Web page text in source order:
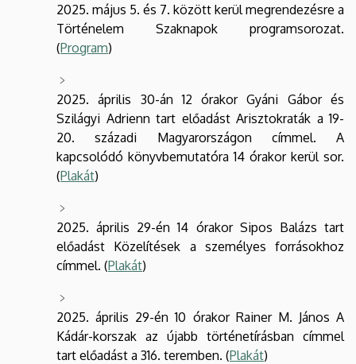
2025. május 5. és 7. között kerül megrendezésre a
Történelem Szaknapok programsorozat.
(Program)
2025. április 30-án 12 órakor Gyáni Gábor és
Szilágyi Adrienn tart előadást Arisztokraták a 19-
20. századi Magyarországon címmel. A
kapcsolódó könyvbemutatóra 14 órakor kerül sor.
(Plakát)
2025. április 29-én 14 órakor Sipos Balázs tart
előadást Közelítések a személyes forrásokhoz
címmel. (Plakát)
2025. április 29-én 10 órakor Rainer M. János A
Kádár-korszak az újabb történetírásban címmel
tart előadást a 316. teremben. (Plakát)